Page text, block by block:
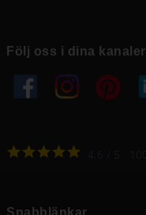
Följ oss i dina kanaler